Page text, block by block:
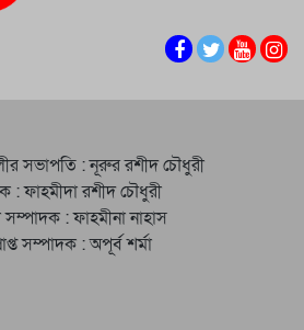
সভাপতি : নূরুর রশীদ চৌধুরী
: ফাহমীদা রশীদ চৌধুরী
: ফাহমীনা নাহাস
সম্পাদক : অপূর্ব শর্মা